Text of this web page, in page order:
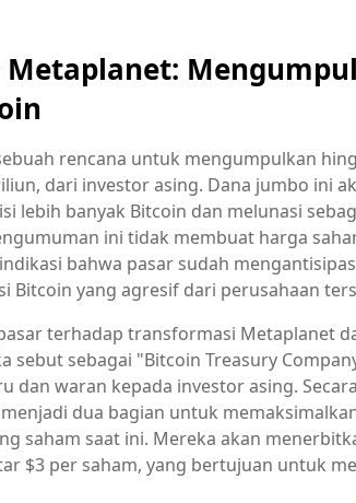
rencana untuk mengumpulkan
dari investor asing. Dana jumbo ini
lebih banyak Bitcoin dan melunasi
ini tidak membuat harga
bahwa pasar sudah
Bitcoin yang agresif dari perusahaan
terhadap transformasi Metaplanet
sebut sebagai "Bitcoin Treasury
dan waran kepada investor asing.
dua bagian untuk
saham saat ini. Mereka akan
$3 per saham, yang bertujuan untuk